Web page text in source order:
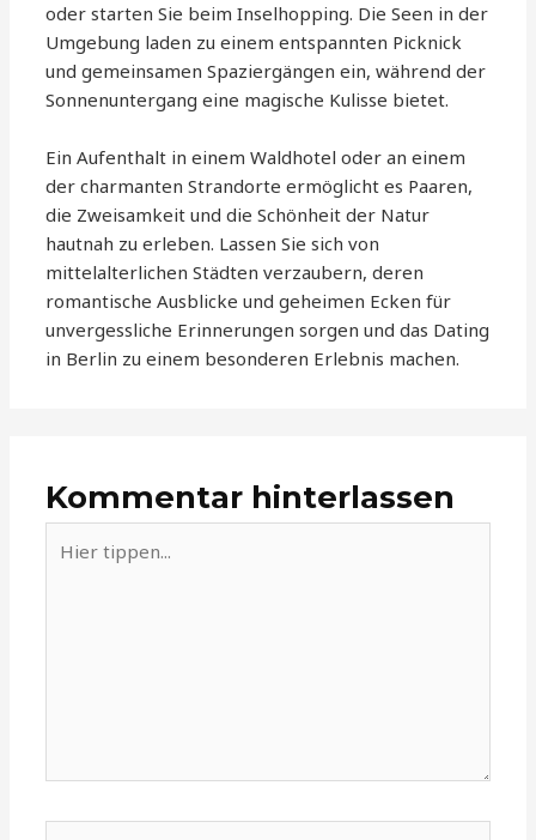
oder starten Sie beim Inselhopping. Die Seen in der
Umgebung laden zu einem entspannten Picknick
und gemeinsamen Spaziergängen ein, während der
Sonnenuntergang eine magische Kulisse bietet.
Ein Aufenthalt in einem Waldhotel oder an einem
der charmanten Strandorte ermöglicht es Paaren,
die Zweisamkeit und die Schönheit der Natur
hautnah zu erleben. Lassen Sie sich von
mittelalterlichen Städten verzaubern, deren
romantische Ausblicke und geheimen Ecken für
unvergessliche Erinnerungen sorgen und das Dating
in Berlin zu einem besonderen Erlebnis machen.
Kommentar hinterlassen
tippen...